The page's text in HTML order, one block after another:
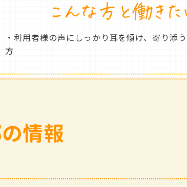
・利用者様の声にしっかり耳を傾け、寄り添
方
情報